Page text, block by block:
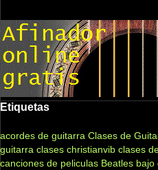
Etiquetas
acordes de guitarra Clases de
guitarra clases christianvib clases
canciones de peliculas Beatles bajo